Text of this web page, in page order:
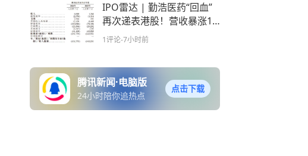
IPO雷达 | 勤浩医药“回血”
再次递表港股！营收暴涨17
86倍背后：资不抵债，9.9
1评论-7小时前
腾讯新闻·电脑版
24小时陪你追热点
点击下载